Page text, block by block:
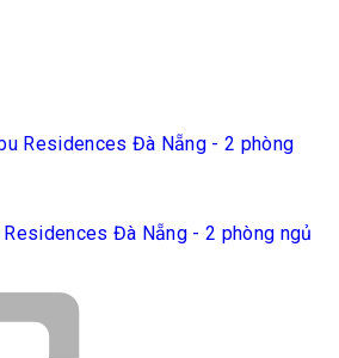
Đà Nẵng - 2 phòng ngủ